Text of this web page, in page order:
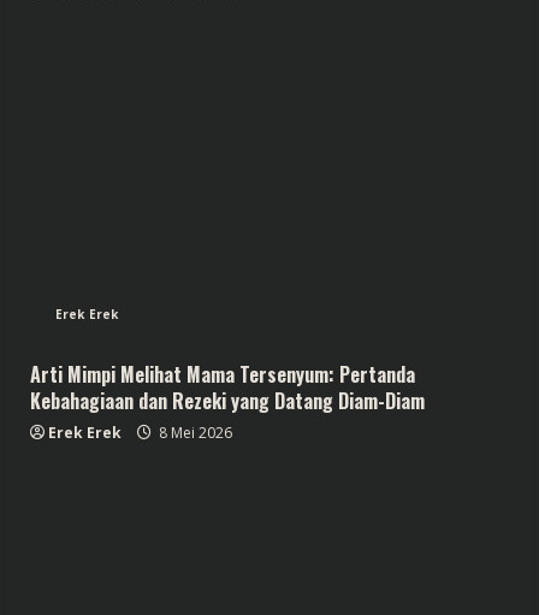
Erek Erek
Arti Mimpi Melihat Mama Tersenyum: Pertanda
Kebahagiaan dan Rezeki yang Datang Diam-Diam
Erek Erek 8 Mei 2026